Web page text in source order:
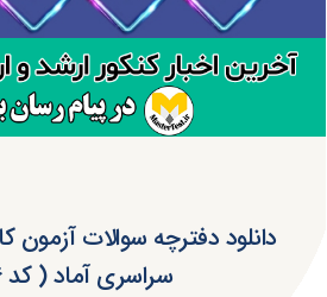
سراسری آماد ( کد ۱۱۵۶ )